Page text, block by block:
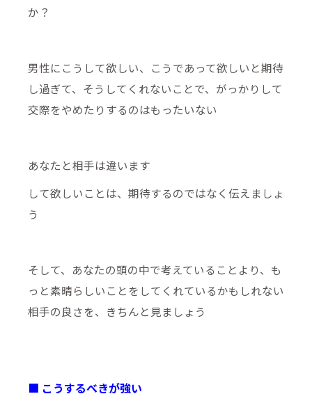
か？
男性にこうして欲しい、こうであって欲しいと期待
し過ぎて、そうしてくれないことで、がっかりして
交際をやめたりするのはもったいない
あなたと相手は違います
して欲しいことは、期待するのではなく伝えましょ
う
そして、あなたの頭の中で考えていることより、も
っと素晴らしいことをしてくれているかもしれない
相手の良さを、きちんと見ましょう
■ こうするべきが強い